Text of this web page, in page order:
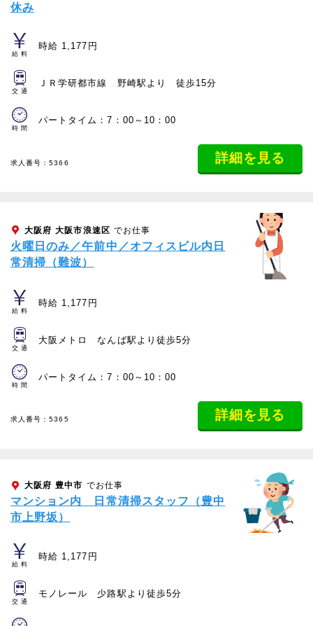
休み
給料
時給 1,177円
交通
ＪＲ学研都市線 野崎駅より 徒歩15分
時間
パートタイム：7：00～10：00
求人番号：5366 詳細を見る
大阪府 大阪市浪速区 でお仕事
火曜日のみ／午前中／オフィスビル内日
常清掃（難波）
給料
時給 1,177円
交通
大阪メトロ なんば駅より徒歩5分
時間
パートタイム：7：00～10：00
求人番号：5365 詳細を見る
大阪府 豊中市 でお仕事
マンション内 日常清掃スタッフ（豊中
市上野坂）
給料
時給 1,177円
交通
モノレール 少路駅より徒歩5分